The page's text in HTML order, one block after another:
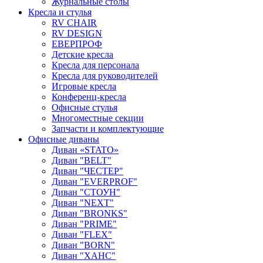
Кресла и стулья
RV CHAIR
RV DESIGN
ЕВЕРПРОФ
Детские кресла
Кресла для персонала
Кресла для руководителей
Игровые кресла
Конференц-кресла
Офисные стулья
Многоместные секции
Запчасти и комплектующие
Офисные диваны
Диван «STATO»
Диван "BELT"
Диван "ЧЕСТЕР"
Диван "EVERPROF"
Диван "СТОУН"
Диван "NEXT"
Диван "BRONKS"
Диван "PRIME"
Диван "FLEX"
Диван "BORN"
Диван "ХАНС"